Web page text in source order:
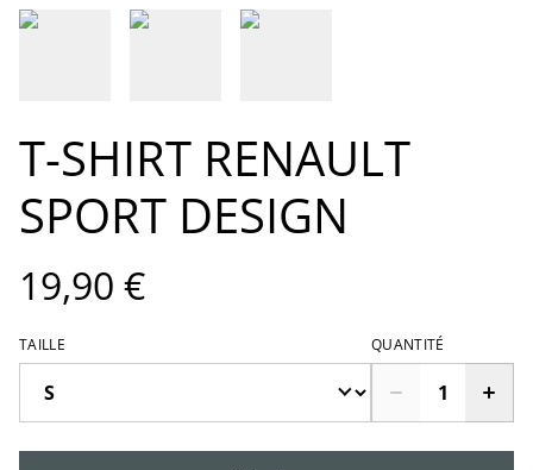
T-SHIRT RENAULT
SPORT DESIGN
19,90 €
TAILLE QUANTITÉ